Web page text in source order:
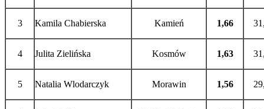
3 Kamila Chabierska Kamień 1,66
4 Julita Zielińska Kosmów 1,63
5 Natalia Wlodarczyk Morawin 1,56